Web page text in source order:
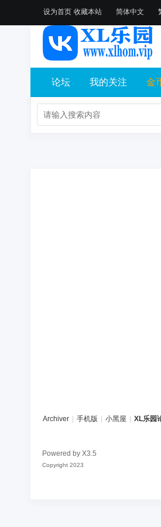
设为首页 收藏本站 简体中文
论坛 我的关注 金
Archiver 手机版 小黑屋 XL乐园
Powered by X3.5
Copyright 2023